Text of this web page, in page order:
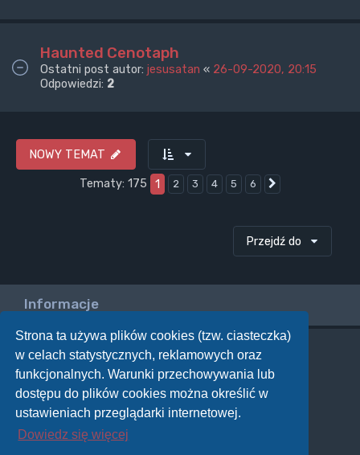
Strona ta używa plików cookies (tzw. ciasteczka)
w celach statystycznych, reklamowych oraz
funkcjonalnych. Warunki przechowywania lub
dostępu do plików cookies można określić w
ustawieniach przeglądarki internetowej.
Dowiedz się więcej
Haunted Cenotaph
Ostatni post autor: jesusatan « 26-09-2020, 20:15
Odpowiedzi: 2
NOWY TEMAT
Tematy: 175
1 2 3 4 5 6
Przejdź do
Informacje
Twoje uprawnienia na tym forum
Nie możesztworzyć nowych tematów
Nie możeszodpowiadać w tematach
Nie możesz zmieniać swoich postów
Nie możesz
usuwać swoich postów
Nie możeszdodawać załączników